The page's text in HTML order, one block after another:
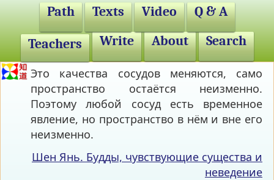
Path Texts Video Q & A
Teachers Write About Search
Это качества сосудов меняются, само
пространство остаётся неизменно.
Поэтому любой сосуд есть временное
явление, но пространство в нём и вне его
неизменно.
Шен Янь. Будды, чувствующие существа и
неведение